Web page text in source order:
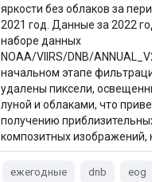
яркости без облаков за
2021 год. Данные за 2022
наборе данных
NOAA/VIIRS/DNB/
начальном этапе
удалены пиксели,
луной и облаками, что
получению
композитных изображений,
ежегодные dnb eog